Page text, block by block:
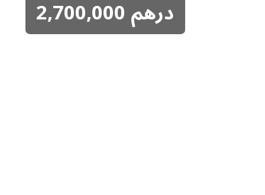
درهم2,700,000